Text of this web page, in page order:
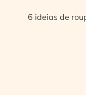
6 ideias de